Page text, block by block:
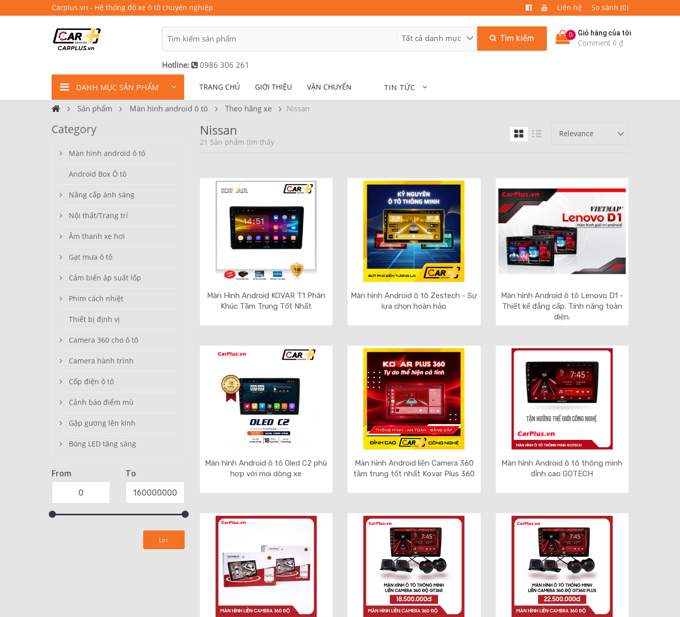
Carplus.vn - Hệ thống độ xe ô tô chuyên nghiệp Liên hệ So sánh (0)
0 Giỏ hàng của tôi
Comment 0 ₫
Tìm kiếm
Hotline: 0986 306 261
DANH MỤC SẢN PHẨM TRANG CHỦ GIỚI THIỆU VẬN CHUYỂN TIN TỨC
Sản phẩm Màn hình android ô tô Theo hãng xe Nissan
Category
Màn hình android ô tô
Android Box Ô tô
Nâng cấp ánh sáng
Nội thất/Trang trí
Âm thanh xe hơi
Gạt mưa ô tô
Cảm biến áp suất lốp
Phim cách nhiệt
Thiết bị định vị
Camera 360 cho ô tô
Camera hành trình
Cốp điện ô tô
Cảnh báo điểm mù
Gập gương lên kính
Bóng LED tăng sáng
From To
Lọc
Nissan
21 Sản phẩm tìm thấy
Màn Hình Android KOVAR T1 Phân
Khúc Tầm Trung Tốt Nhất
Màn hình Android ô tô Zestech - Sự
lựa chọn hoàn hảo
Màn hình Android ô tô Lenovo D1 -
Thiết kế đẳng cấp. Tính năng toàn
diện.
Màn hình Android ô tô Oled C2 phù
hợp với mọi dòng xe
Màn hình Android liền Camera 360
tầm trung tốt nhất Kovar Plus 360
Màn hình Android ô tô thông minh
đỉnh cao GOTECH